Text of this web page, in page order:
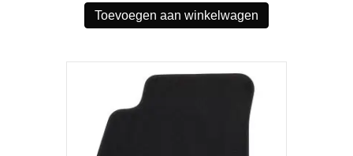
Toevoegen aan winkelwagen